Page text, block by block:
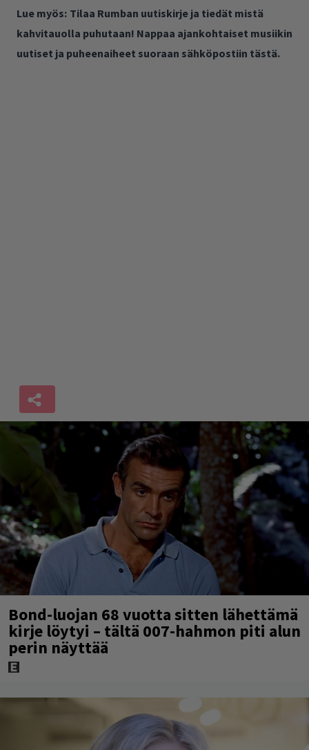
Lue myös: Tilaa Rumban uutiskirje ja tiedät mistä
kahvitauolla puhutaan! Nappaa ajankohtaiset musiikin
uutiset ja puheenaiheet suoraan sähköpostiin tästä.
Bond-luojan 68 vuotta sitten lähettämä
kirje löytyi – tältä 007-hahmon piti alun
perin näyttää